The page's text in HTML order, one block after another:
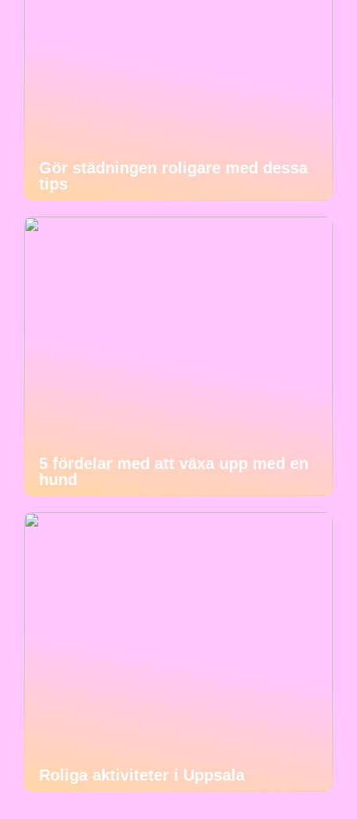
Gör städningen roligare med dessa
tips
5 fördelar med att växa upp med en
hund
Roliga aktiviteter i Uppsala